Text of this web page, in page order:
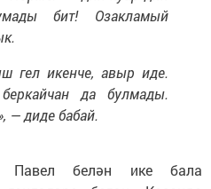
бит! Озакламый
гел икенче, авыр иде.
да булмады.
— диде бабай.
Павел белән ике бала